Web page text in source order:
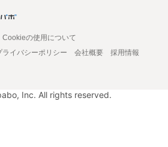
Cookieの使用について
ライバシーポリシー 会社概要
採用情報
Inc. All rights reserved.